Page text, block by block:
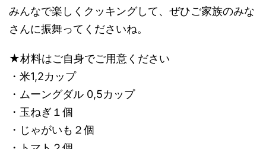
みんなで楽しくクッキングして、ぜひご家族のみな
さんに振舞ってくださいね。
★材料はご自身でご用意ください
・米1,2カップ
・ムーングダル 0,5カップ
・玉ねぎ１個
・じゃがいも２個